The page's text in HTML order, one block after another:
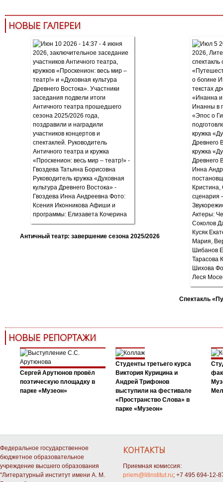
НОВЫЕ ГАЛЕРЕИ
Античный театр: завершение сезона 2025/2026
Спектакль
НОВЫЕ РЕПОРТАЖИ
Сергей Арутюнов провёл
поэтическую площадку в
парке «Музеон»
Студенты третьего курса
Виктория Курицина и
Андрей Трифонов
выступили на фестивале
«Пространство Слова» в
парке «Музеон»
Федеральное государственное
бюджетное образовательное
учреждение высшего образования
"Литературный институт имени А. М.
КОНТАКТЫ
Приемная комиссия:
priem@litinstitut.ru; +7 495 694-12-